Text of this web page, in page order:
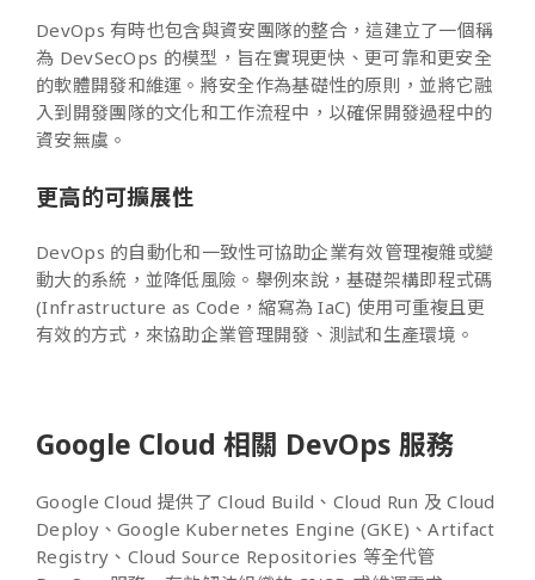
DevOps 有時也包含與資安團隊的整合，這建立了一個稱
為 DevSecOps 的模型，旨在實現更快、更可靠和更安全
的軟體開發和維運。將安全作為基礎性的原則，並將它融
入到開發團隊的文化和工作流程中，以確保開發過程中的
資安無虞。
更高的可擴展性
DevOps 的自動化和一致性可協助企業有效管理複雜或變
動大的系統，並降低風險。舉例來說，基礎架構即程式碼
(Infrastructure as Code，縮寫為 IaC) 使用可重複且更
有效的方式，來協助企業管理開發、測試和生產環境。
Google Cloud 相關 DevOps 服務
Google Cloud 提供了 Cloud Build、Cloud Run 及 Cloud
Deploy、Google Kubernetes Engine (GKE)、Artifact
Registry、Cloud Source Repositories 等全代管